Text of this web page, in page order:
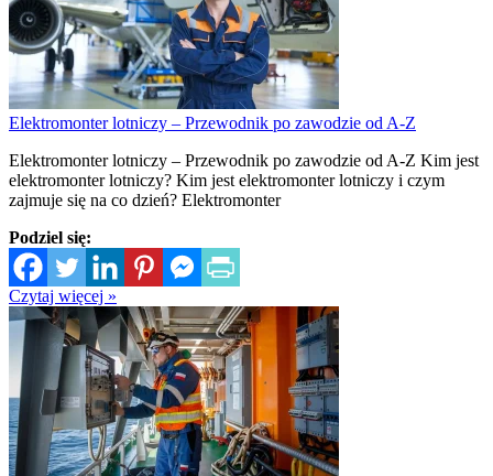
Elektromonter lotniczy – Przewodnik po zawodzie od A-Z
Elektromonter lotniczy – Przewodnik po zawodzie od A-Z Kim jest
elektromonter lotniczy? Kim jest elektromonter lotniczy i czym
zajmuje się na co dzień? Elektromonter
Podziel się:
Czytaj więcej »